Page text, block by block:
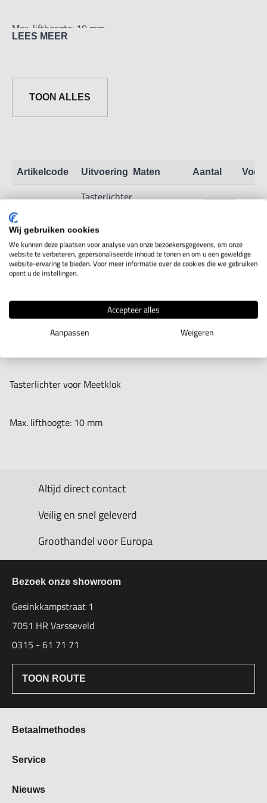
Max. lifthoogte: 10 mm
LEES MEER
TOON ALLES
Artikelcode Uitvoering Maten Aantal
9M05.2.33
Tasterlichter
10mm
Productomschrijving
Tasterlichter voor Meetklok
Max. lifthoogte: 10 mm
Altijd direct contact
Veilig en snel geleverd
Groothandel voor Europa
Bezoek onze showroom
Gesinkkampstraat 1
7051 HR Varsseveld
0315 - 61 71 71
TOON ROUTE
Betaalmethodes
Bestellen & Betalen
Contract herroepen
Service
Over Hogetex
Nieuws
Wij gebruiken cookies
We kunnen deze plaatsen voor analyse van onze bezoekersgegevens, om onze
website te verbeteren, gepersonaliseerde inhoud te tonen en om u een geweldige
website-ervaring te bieden. Voor meer informatie over de cookies die we gebruiken
opent u de instellingen.
Accepteer alles
Aanpassen
Weigeren